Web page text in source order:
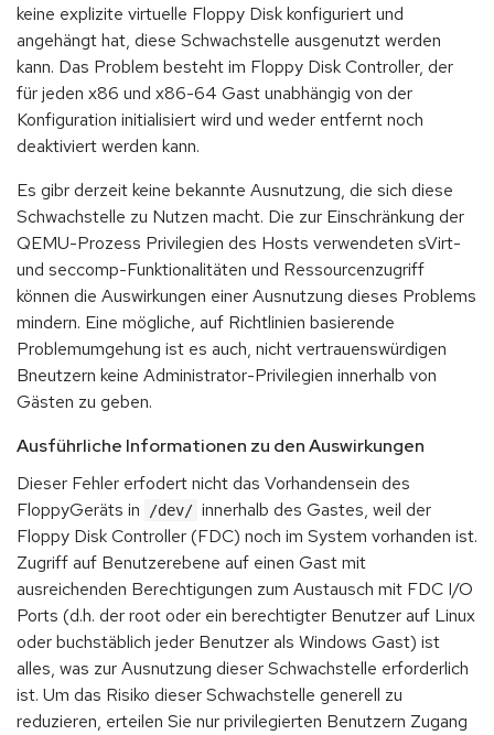
keine explizite virtuelle Floppy Disk konfiguriert und
angehängt hat, diese Schwachstelle ausgenutzt werden
kann. Das Problem besteht im Floppy Disk Controller, der
für jeden x86 und x86-64 Gast unabhängig von der
Konfiguration initialisiert wird und weder entfernt noch
deaktiviert werden kann.
Es gibr derzeit keine bekannte Ausnutzung, die sich diese
Schwachstelle zu Nutzen macht. Die zur Einschränkung der
QEMU-Prozess Privilegien des Hosts verwendeten sVirt-
und seccomp-Funktionalitäten und Ressourcenzugriff
können die Auswirkungen einer Ausnutzung dieses Problems
mindern. Eine mögliche, auf Richtlinien basierende
Problemumgehung ist es auch, nicht vertrauenswürdigen
Bneutzern keine Administrator-Privilegien innerhalb von
Gästen zu geben.
Ausführliche Informationen zu den Auswirkungen
Dieser Fehler erfodert nicht das Vorhandensein des
FloppyGeräts in
/dev/ innerhalb des Gastes, weil der
Floppy Disk Controller (FDC) noch im System vorhanden ist.
Zugriff auf Benutzerebene auf einen Gast mit
ausreichenden Berechtigungen zum Austausch mit FDC I/O
Ports (d.h. der root oder ein berechtigter Benutzer auf Linux
oder buchstäblich jeder Benutzer als Windows Gast) ist
alles, was zur Ausnutzung dieser Schwachstelle erforderlich
ist. Um das Risiko dieser Schwachstelle generell zu
reduzieren, erteilen Sie nur privilegierten Benutzern Zugang